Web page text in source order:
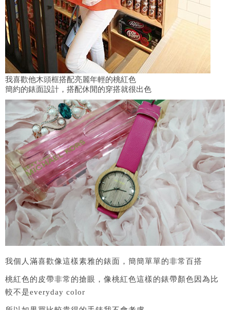
我喜歡他木頭框搭配亮麗年輕的桃紅色
簡約的錶面設計，搭配休閒的穿搭就很出色
我個人滿喜歡像這樣素雅的錶面，簡簡單單的非常百搭
桃紅色的皮帶非常的搶眼，像桃紅色這樣的錶帶顏色因為比
較不是everyday color